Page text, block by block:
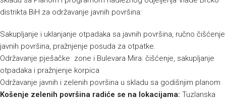
distrikta BiH za održavanje javnih površina:
Sakupljanje i uklanjanje otpadaka sa javnih površina, ručno čišćenje
javnih površina, pražnjenje posuda za otpatke.
Održavanje pješačke zone i Bulevara Mira: čišćenje, sakupljanje
otpadaka i pražnjenje korpica
Održavanje javnih i zelenih površina u skladu sa godišnjim planom
Košenje zelenih površina radiće se na lokacijama: Tuzlanska